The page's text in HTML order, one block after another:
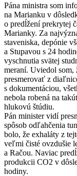
Pána ministra som
na Marianku v
o predĺžení prekrytej
Marianky. Za
staveniska, depónie
a Stupavou s 24
vyschnutia svätej
meraní. Uviedol
presmerovať z
s dokumentáciou,
nebola robená na
hlukovú štúdiu.
Pán minister vidí
spôsob odľahčenia
bolo, že exhaláty z
veľmi čisté ovzdušie
a Račou. Naviac
produkcii CO2 v
hodiny.